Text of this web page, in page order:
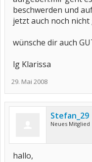
beschwerden und
jetzt auch noch nicht
wünsche dir auch
lg Klarissa
29. Mai 2008
Stefan_29
Neues Mitglied
hallo,